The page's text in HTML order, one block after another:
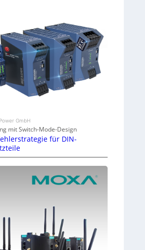
GmbH
mit Switch-Mode-Design
für DIN-